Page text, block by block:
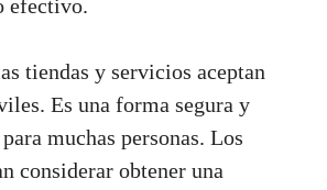
efectivo.
tiendas y servicios aceptan
Es una forma segura y
muchas personas. Los
considerar obtener una